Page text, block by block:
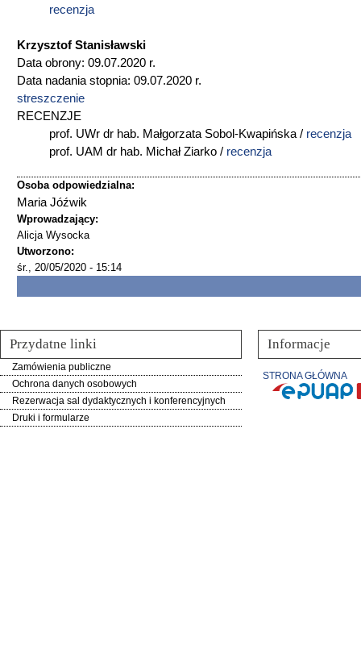
recenzja
Krzysztof Stanisławski
Data obrony: 09.07.2020 r.
Data nadania stopnia: 09.07.2020 r.
streszczenie
RECENZJE
prof. UWr dr hab. Małgorzata Sobol-Kwapińska / recenzja
prof. UAM dr hab. Michał Ziarko / recenzja
Osoba odpowiedzialna:
Maria Jóźwik
Wprowadzający:
Alicja Wysocka
Utworzono:
śr., 20/05/2020 - 15:14
Przydatne linki
Zamówienia publiczne
Ochrona danych osobowych
Rezerwacja sal dydaktycznych i konferencyjnych
Druki i formularze
Informacje
STRONA GŁÓWNA